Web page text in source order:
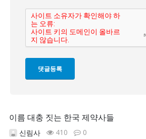
이름 대충 짓는 한국 제약사들
신림사 410 0